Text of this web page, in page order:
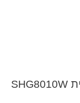
כיריים גז SAUTER סאוטר זכוכית SHG8010W